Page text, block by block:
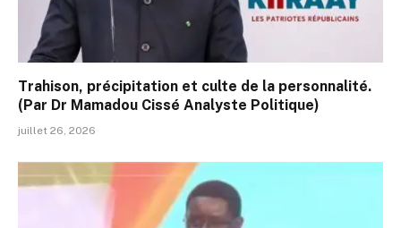
Trahison, précipitation et culte de la personnalité.
(Par Dr Mamadou Cissé Analyste Politique)
juillet 26, 2026